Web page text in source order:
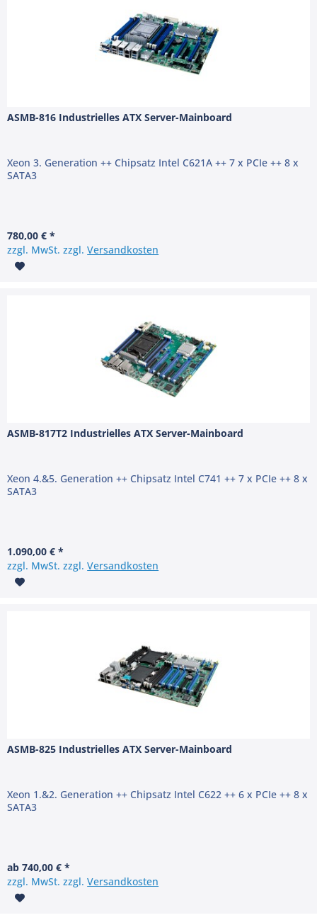
ASMB-816 Industrielles ATX Server-Mainboard
Xeon 3. Generation ++ Chipsatz Intel C621A ++ 7 x PCIe ++ 8 x
SATA3
780,00 € *
zzgl. MwSt. zzgl.Versandkosten
ASMB-817T2 Industrielles ATX Server-Mainboard
Xeon 4.&5. Generation ++ Chipsatz Intel C741 ++ 7 x PCIe ++ 8 x
SATA3
1.090,00 € *
zzgl. MwSt. zzgl.Versandkosten
ASMB-825 Industrielles ATX Server-Mainboard
Xeon 1.&2. Generation ++ Chipsatz Intel C622 ++ 6 x PCIe ++ 8 x
SATA3
ab 740,00 € *
zzgl. MwSt. zzgl.Versandkosten